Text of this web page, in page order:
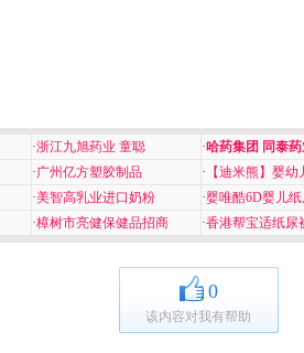
·浙江九旭药业 童聪 ·哈药集团 同泰
·广州亿方塑胶制品 · 【迪米熊】婴幼
·美智高乳业进口奶粉 ·婴唯酷6D婴儿
·樟树市亮健保健品招商 ·香港帮宝适纸尿
0
该内容对我有帮助